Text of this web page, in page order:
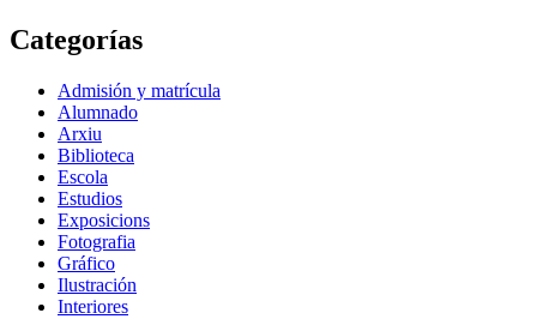
Categorías
Admisión y matrícula
Alumnado
Arxiu
Biblioteca
Escola
Estudios
Exposicions
Fotografia
Gráfico
Ilustración
Interiores